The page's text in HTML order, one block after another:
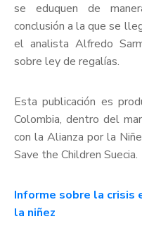
se eduquen de
conclusión a la que se
el analista Alfredo
sobre ley de regalías.
Esta publicación es
Colombia, dentro del
con la Alianza por la
Save the Children Suecia.
Informe sobre la crisis
la niñez